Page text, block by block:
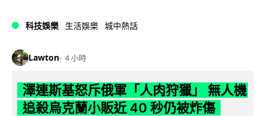
科技娛樂 生活娛樂 城中熱話
Lawton 4 小時
澤連斯基怒斥俄軍「人肉狩獵」 無人機
追殺烏克蘭小販近 40 秒仍被炸傷